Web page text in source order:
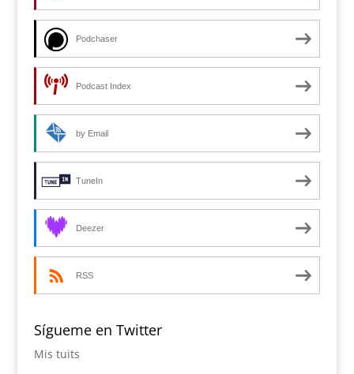
Podchaser
Podcast Index
by Email
TuneIn
Deezer
RSS
Sígueme en Twitter
Mis tuits